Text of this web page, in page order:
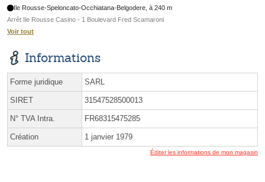
Ile Rousse-Speloncato-Occhiatana-Belgodere, à 240 m
Arrêt Ile Rousse Casino - 1 Boulevard Fred Scamaroni
Voir tout
Informations
Forme juridique SARL
SIRET 31547528500013
N° TVA Intra. FR68315475285
Création 1 janvier 1979
Éditer les informations de mon magasin